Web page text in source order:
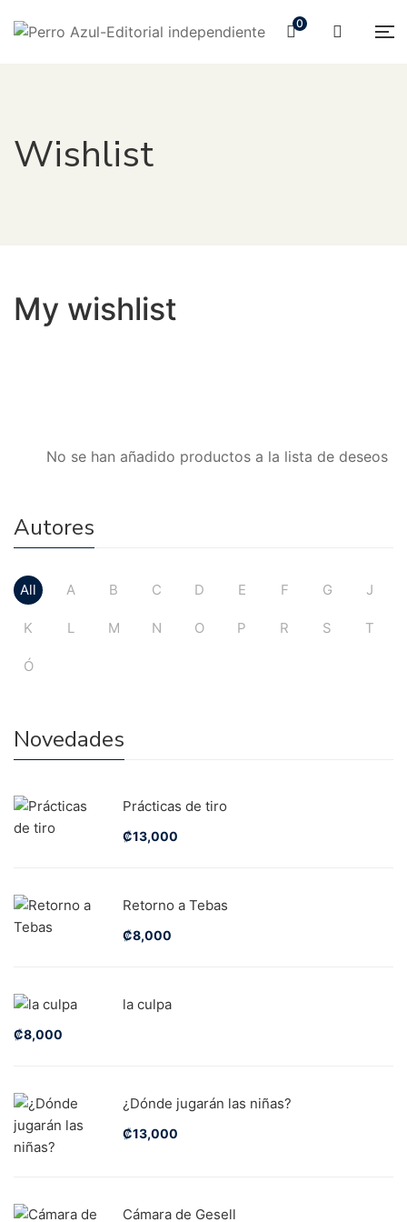
0
Wishlist
My wishlist
No se han añadido productos a la lista de deseos
Autores
All A B C D E F G J
K L M N O P R S T
Ó
Novedades
Prácticas de tiro
₡13,000
Retorno a Tebas
₡8,000
la culpa
₡8,000
¿Dónde jugarán las niñas?
₡13,000
Cámara de Gesell